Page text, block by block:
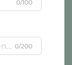
0/100
0/200